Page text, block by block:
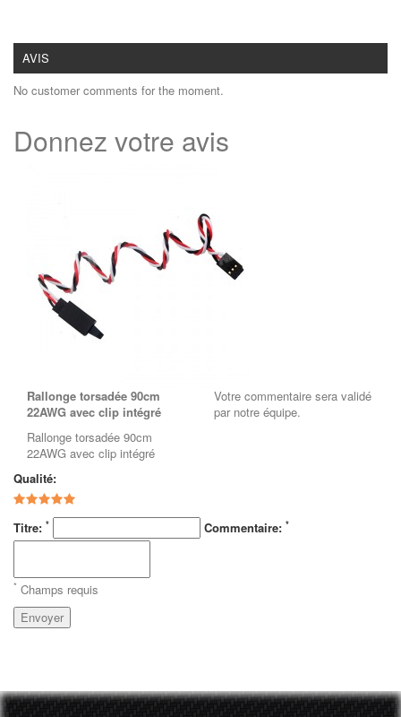
AVIS
No customer comments for the moment.
Donnez votre avis
Rallonge torsadée 90cm
22AWG avec clip intégré
Rallonge torsadée 90cm
22AWG avec clip intégré
Votre commentaire sera validé
par notre équipe.
Qualité:
Titre: * Commentaire: *
* Champs requis
Envoyer